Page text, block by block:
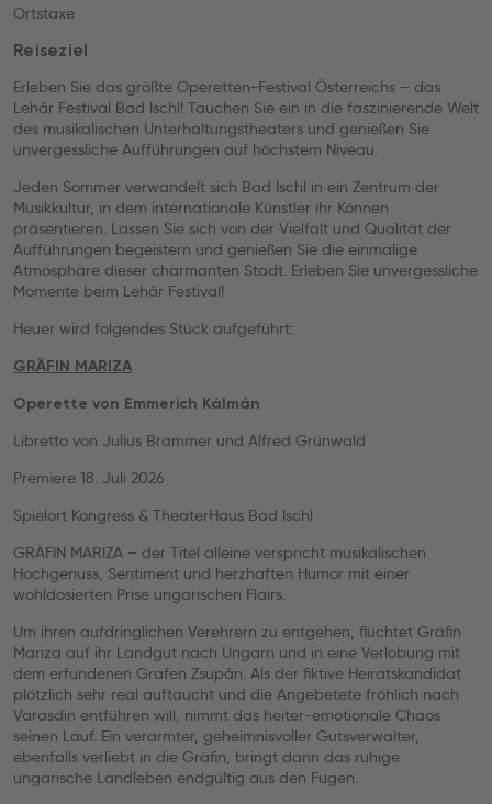
Ortstaxe
Reiseziel
Erleben Sie das größte Operetten-Festival Österreichs – das
Lehár Festival Bad Ischl! Tauchen Sie ein in die faszinierende Welt
des musikalischen Unterhaltungstheaters und genießen Sie
unvergessliche Aufführungen auf höchstem Niveau.
Jeden Sommer verwandelt sich Bad Ischl in ein Zentrum der
Musikkultur, in dem internationale Künstler ihr Können
präsentieren. Lassen Sie sich von der Vielfalt und Qualität der
Aufführungen begeistern und genießen Sie die einmalige
Atmosphäre dieser charmanten Stadt. Erleben Sie unvergessliche
Momente beim Lehár Festival!
Heuer wird folgendes Stück aufgeführt:
GRÄFIN MARIZA
Operette von Emmerich Kálmán
Libretto von Julius Brammer und Alfred Grünwald
Premiere 18. Juli 2026
Spielort Kongress & TheaterHaus Bad Ischl
GRÄFIN MARIZA – der Titel alleine verspricht musikalischen
Hochgenuss, Sentiment und herzhaften Humor mit einer
wohldosierten Prise ungarischen Flairs.
Um ihren aufdringlichen Verehrern zu entgehen, flüchtet Gräfin
Mariza auf ihr Landgut nach Ungarn und in eine Verlobung mit
dem erfundenen Grafen Zsupán. Als der fiktive Heiratskandidat
plötzlich sehr real auftaucht und die Angebetete fröhlich nach
Varasdin entführen will, nimmt das heiter-emotionale Chaos
seinen Lauf. Ein verarmter, geheimnisvoller Gutsverwalter,
ebenfalls verliebt in die Gräfin, bringt dann das ruhige
ungarische Landleben endgültig aus den Fugen.